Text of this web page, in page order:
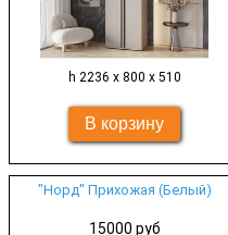
h 2236 х 800 х 510
"Норд" Прихожая (Белый)
15000 руб